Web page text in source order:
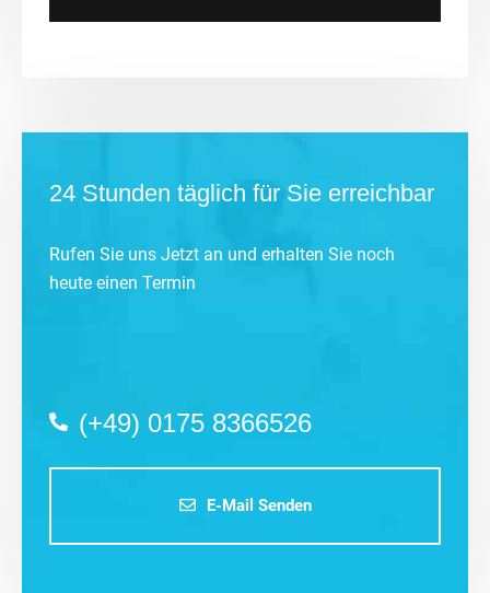
24 Stunden täglich für Sie erreichbar
Rufen Sie uns Jetzt an und erhalten Sie noch
heute einen Termin
(+49) 0175 8366526
E-Mail Senden